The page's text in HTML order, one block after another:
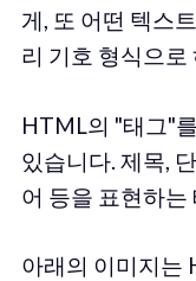
게, 또 어떤 텍스
리 기호 형식으로
HTML의 "태그"
있습니다. 제목,
어 등을 표현하는
아래의 이미지는